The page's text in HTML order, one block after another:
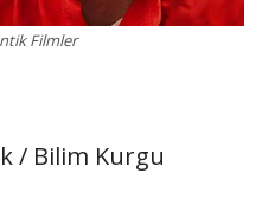
Filmler
/ Bilim Kurgu